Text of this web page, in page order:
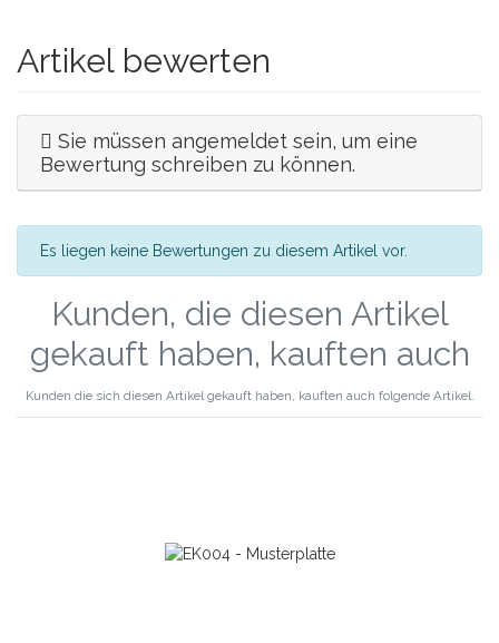
Artikel bewerten
Sie müssen angemeldet sein, um eine
Bewertung schreiben zu können.
Es liegen keine Bewertungen zu diesem Artikel vor.
Kunden, die diesen Artikel
gekauft haben, kauften auch
Kunden die sich diesen Artikel gekauft haben, kauften auch folgende Artikel.